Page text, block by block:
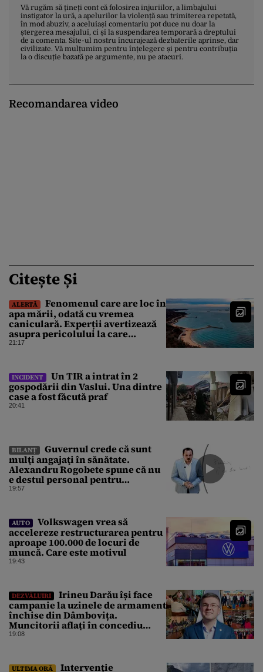
Vă rugăm să țineți cont că folosirea injuriilor, a limbajului
instigator la ură, a apelurilor la violență sau trimiterea repetată,
în mod abuziv, a aceluiași comentariu pot duce nu doar la
ștergerea mesajului, ci și la suspendarea temporară a dreptului
de a comenta. Site-ul nostru încurajează dezbaterile aprinse, dar
civilizate. Vă mulțumim pentru înțelegere și pentru contribuția
la o discuție bazată pe argumente, nu pe atacuri.
Recomandarea video
Citește Și
ALERTĂ
Fenomenul care are loc în
apa mării, odată cu vremea
caniculară. Experții avertizează
asupra pericolului la care
oamenii pot fi expuși
21:17
INCIDENT
Un TIR a intrat în 2
gospodării din Vaslui. Una dintre
case a fost făcută praf
20:41
BILANȚ
Guvernul crede că sunt
mulţi angajaţi în sănătate.
Alexandru Rogobete spune că nu
e destul personal pentru
combaterea infecţiilor
19:57
AUTO
Volkswagen vrea să
accelereze restructurarea pentru
aproape 100.000 de locuri de
muncă. Care este motivul
19:43
DEZVĂLUIRI
Irineu Darău își face
campanie la uzinele de armament
închise din Dâmbovița.
Muncitorii aflați în concediu
forțat din cauza lipsei comenzilor
19:08
ULTIMA ORĂ
Intervenție